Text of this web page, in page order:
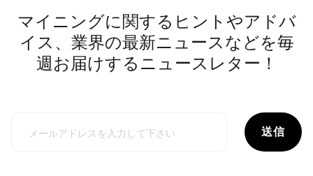
マイニングに関するヒントやアドバ
イス、業界の最新ニュースなどを毎
週お届けするニュースレター！
送信